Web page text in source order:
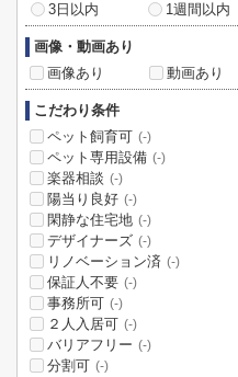
3日以内
1週間以内
画像・動画あり
画像あり
動画あり
こだわり条件
ペット飼育可 (-)
ペット専用設備 (-)
楽器相談 (-)
陽当り良好 (-)
閑静な住宅地 (-)
デザイナーズ (-)
リノベーション済 (-)
保証人不要 (-)
事務所可 (-)
２人入居可 (-)
バリアフリー (-)
分割可 (-)